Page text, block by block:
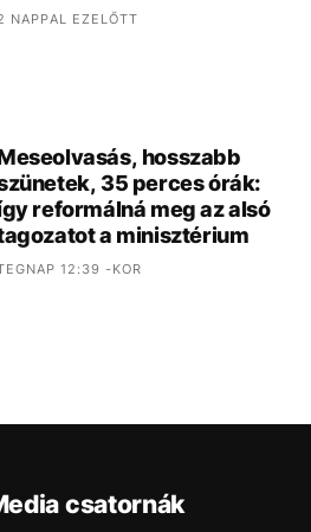
NAPPAL EZELŐTT
hosszabb
35 perces órák:
reformálná meg az alsó
a minisztérium
12:39 -KOR
csatornák